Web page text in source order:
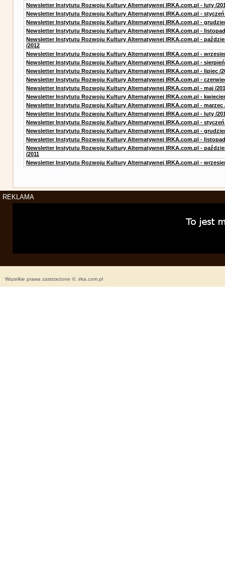
Newsletter Instytutu Rozwoju Kultury Alternatywnej IRKA.com.pl - luty /
Newsletter Instytutu Rozwoju Kultury Alternatywnej IRKA.com.pl - styczeń
Newsletter Instytutu Rozwoju Kultury Alternatywnej IRKA.com.pl -
Newsletter Instytutu Rozwoju Kultury Alternatywnej IRKA.com.pl - listopad
Newsletter Instytutu Rozwoju Kultury Alternatywnej IRKA.com.pl -
/2012
Newsletter Instytutu Rozwoju Kultury Alternatywnej IRKA.com.pl -
Newsletter Instytutu Rozwoju Kultury Alternatywnej IRKA.com.pl - sierpień
Newsletter Instytutu Rozwoju Kultury Alternatywnej IRKA.com.pl - lipiec /
Newsletter Instytutu Rozwoju Kultury Alternatywnej IRKA.com.pl -
Newsletter Instytutu Rozwoju Kultury Alternatywnej IRKA.com.pl - maj /
Newsletter Instytutu Rozwoju Kultury Alternatywnej IRKA.com.pl -
Newsletter Instytutu Rozwoju Kultury Alternatywnej IRKA.com.pl - marzec
Newsletter Instytutu Rozwoju Kultury Alternatywnej IRKA.com.pl - luty /
Newsletter Instytutu Rozwoju Kultury Alternatywnej IRKA.com.pl - styczeń
Newsletter Instytutu Rozwoju Kultury Alternatywnej IRKA.com.pl -
Newsletter Instytutu Rozwoju Kultury Alternatywnej IRKA.com.pl - listopad
Newsletter Instytutu Rozwoju Kultury Alternatywnej IRKA.com.pl -
/2011
Newsletter Instytutu Rozwoju Kultury Alternatywnej IRKA.com.pl -
REKLAMA
Wszelkie prawa zastrzeżone ©, irka.com.pl